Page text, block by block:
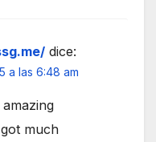
dice:
a las 6:48 am
much